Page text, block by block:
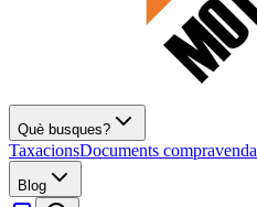
Què busques?
TaxacionsDocuments compravenda
Blog